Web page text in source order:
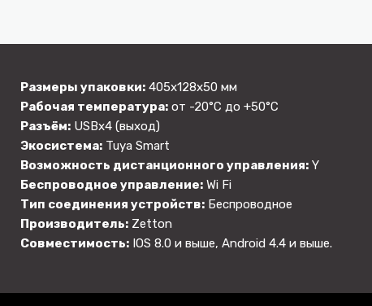
Размеры упаковки: 405х128х50 мм
Рабочая температура: от -20°C до +50°C
Разъём: USBх4 (выход)
Экосистема: Tuya Smart
Возможность дистанционного управления: Y
Беспроводное управление: Wi Fi
Тип соединения устройств: Беспроводное
Производитель: Zetton
Совместимость: IOS 8.0 и выше, Android 4.4 и выше.